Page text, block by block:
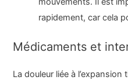
rapidement, car cela
Médicaments et
La douleur liée à